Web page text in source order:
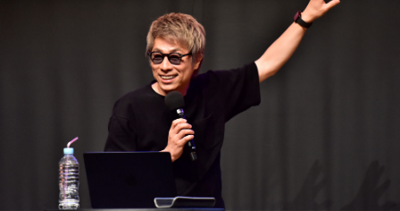
【12位】射手座（いて座）
心のモヤモヤが目立つような日です。今日は頑張らず、1人の
時間を大切にしたり、のんびり過ごす時間を持つようにしま
【今日の一言メッセージ】
今日は不要なものを手放したり、今後の計画を見直すことを
心掛けると良い日です。
■監修者プロフィール：莉瑠（リル）
る思い出を紹介。音楽を通してこれまでの人生を振り返りな
がら、これからの“自分らしい生き方”を考える時間を共有しま
した。田村は、人生の最後に流したい曲について、「お葬式
で流す曲は決めている。しかも自分の声で流したいと思っ
て、毎日ギターの弾き語りを書斎で練習して、音源として残
しているんです。娘たちにも聴こえているはずだから、お葬
式のときに『パパが弾いてた曲だ』と思ってもらえたら」と
思いを語りました。